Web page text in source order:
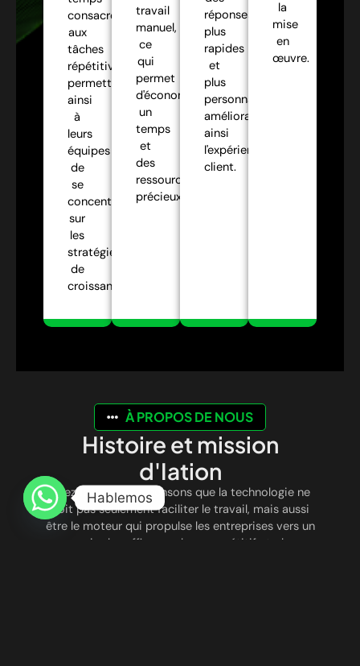
consacré
aux
tâches
répétitives,
permettant
ainsi
à
leurs
équipes
de
se
concentrer
sur
les
stratégies
de
croissance.
travail
manuel,
ce
qui
permet
d'économiser
un
temps
et
des
ressources
précieux.
réponses
plus
rapides
et
plus
personnalisées,
améliorant
ainsi
l'expérience
client.
la
mise
en
œuvre.
À PROPOS DE NOUS
Histoire et mission
d'Iation
Chez Iation, nous pensons que la technologie ne
doit pas seulement faciliter le travail, mais aussi
être le moteur qui propulse les entreprises vers un
avenir plus efficace, plus compétitif et plus
Hablemos